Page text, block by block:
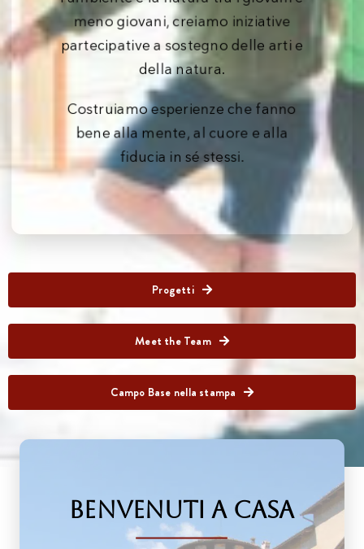
meno giovani, creiamo iniziative
partecipative a sostegno delle arti e
della natura.
Costruiamo esperienze che fanno
bene alla mente, al cuore e alla
fiducia in sé stessi.
Progetti
Meet the Team
Campo Base nella stampa
Benvenuti a Casa